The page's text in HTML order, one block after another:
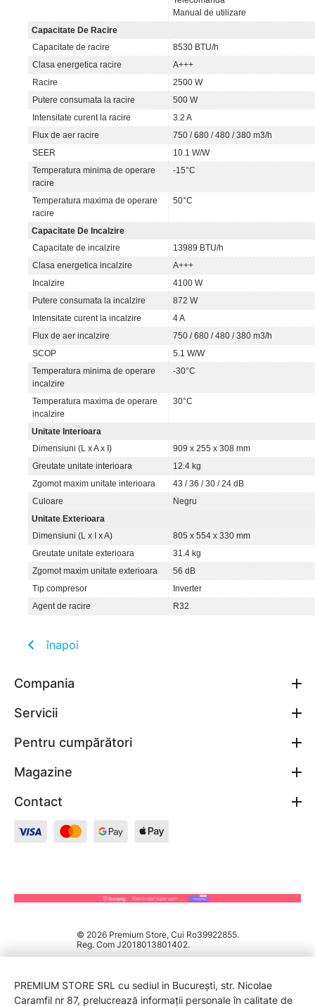
Manual de utilizare
Capacitate De Racire
Capacitate de racire
8530 BTU/h
Clasa energetica racire
A+++
Racire
2500 W
Putere consumata la racire
500 W
Intensitate curent la racire
3.2 A
Flux de aer racire
750 / 680 / 480 / 380 m3/h
SEER
10.1 W/W
Temperatura minima de operare
racire
-15°C
Temperatura maxima de operare
racire
50°C
Capacitate De Incalzire
Capacitate de incalzire
13989 BTU/h
Clasa energetica incalzire
A+++
Incalzire
4100 W
Putere consumata la incalzire
872 W
Intensitate curent la incalzire
4 A
Flux de aer incalzire
750 / 680 / 480 / 380 m3/h
SCOP
5.1 W/W
Temperatura minima de operare
incalzire
-30°C
Temperatura maxima de operare
incalzire
30°C
Unitate Interioara
Dimensiuni (L x A x I)
909 x 255 x 308 mm
Greutate unitate interioara
12.4 kg
Zgomot maxim unitate interioara
43 / 36 / 30 / 24 dB
Culoare
Negru
Unitate Exterioara
Dimensiuni (L x I x A)
805 x 554 x 330 mm
Greutate unitate exterioara
31.4 kg
Zgomot maxim unitate exterioara
56 dB
Tip compresor
Inverter
Agent de racire
R32
înapoi
Compania
Servicii
Pentru cumpărători
Magazine
Contact
© 2026 Premium Store, Cui Ro39922855.
Reg. Com J2018013801402.
PREMIUM STORE SRL cu sediul in București, str. Nicolae
Caramfil nr 87, prelucrează informații personale în calitate de